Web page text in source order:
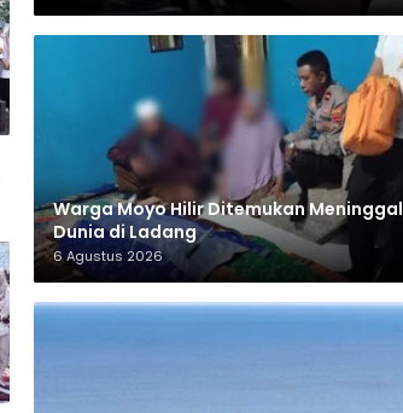
Warga Moyo Hilir Ditemukan Meninggal
Dunia di Ladang
6 Agustus 2026